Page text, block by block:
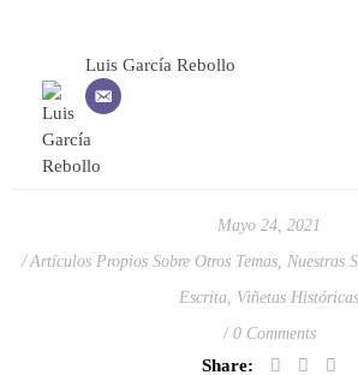
Luis García Rebollo
Mayo 24, 2021
Artículos Propios Sobre Otros Temas Nuestras
Escrita Viñetas Históricas
0 Comments
Share: